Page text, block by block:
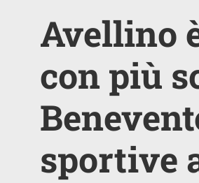
Avellino
con più
sportive